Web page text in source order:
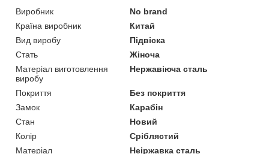
Виробник
No brand
Країна виробник
Китай
Вид виробу
Підвіска
Стать
Жіноча
Матеріал виготовлення
виробу
Нержавіюча сталь
Покриття
Без покриття
Замок
Карабін
Стан
Новий
Колір
Сріблястий
Матеріал
Неіржавка сталь